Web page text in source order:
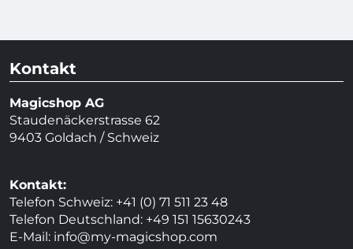
Kontakt
Magicshop AG
Staudenäckerstrasse 62
9403 Goldach / Schweiz
Kontakt:
Telefon Schweiz: +41 (0) 71 511 23 48
Telefon Deutschland: +49 151 15630243
E-Mail: info@my-magicshop.com